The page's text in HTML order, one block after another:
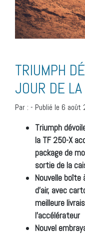
TRIUMPH
JOUR DE
Par : - Publié le 6 août
Triumph
la TF 250-X
package de
sortie de la
Nouvelle
d’air, avec
meilleure
l’accélérateur
Nouvel